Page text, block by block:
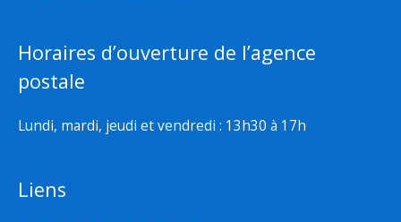
Horaires d’ouverture de l’agence
postale
Lundi, mardi, jeudi et vendredi : 13h30 à 17h
Liens